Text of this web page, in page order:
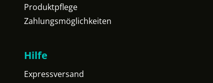
Produktpflege
Zahlungsmöglichkeiten
Hilfe
Expressversand